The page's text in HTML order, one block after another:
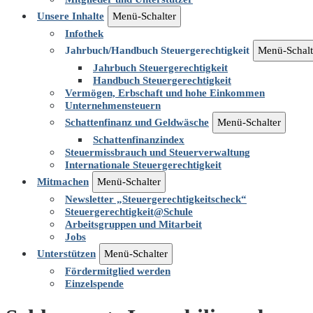
Unsere Inhalte
Menü-Schalter
Infothek
Jahrbuch/Handbuch Steuergerechtigkeit
Menü-
Jahrbuch Steuergerechtigkeit
Handbuch Steuergerechtigkeit
Vermögen, Erbschaft und hohe Einkommen
Unternehmensteuern
Schattenfinanz und Geldwäsche
Menü-Schalter
Schattenfinanzindex
Steuermissbrauch und Steuerverwaltung
Internationale Steuergerechtigkeit
Mitmachen
Menü-Schalter
Newsletter „Steuergerechtigkeitscheck“
Steuergerechtigkeit@Schule
Arbeitsgruppen und Mitarbeit
Jobs
Unterstützen
Menü-Schalter
Fördermitglied werden
Einzelspende